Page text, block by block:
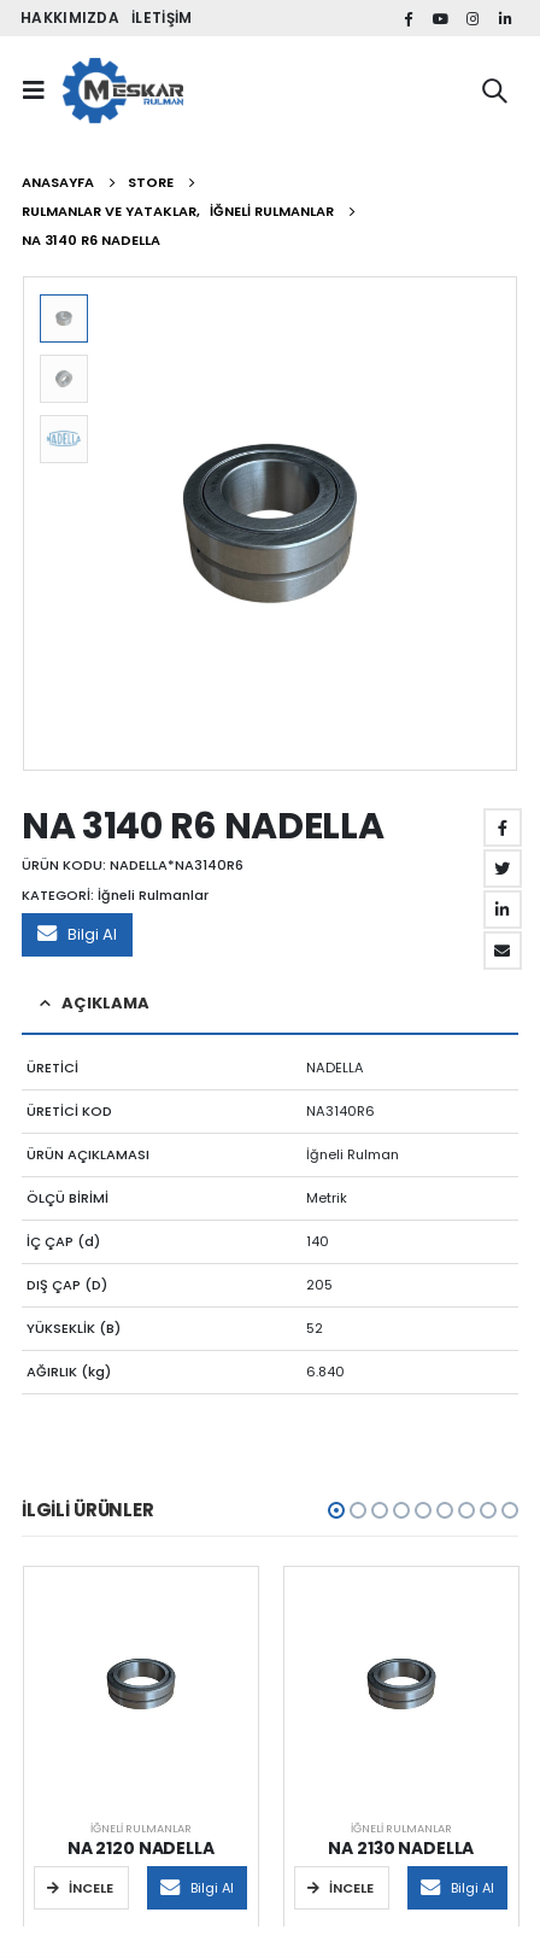
HAKKIMIZDA İLETIŞIM
ANASAYFA
STORE
RULMANLAR VE YATAKLAR, İĞNELI RULMANLAR
NA 3140 R6 NADELLA
NA 3140 R6 NADELLA
ÜRÜN KODU: NADELLA*NA3140R6
KATEGORİ: İğneli Rulmanlar
Bilgi Al
AÇIKLAMA
ÜRETİCİ NADELLA
ÜRETİCİ KOD NA3140R6
ÜRÜN AÇIKLAMASI İğneli Rulman
ÖLÇÜ BİRİMİ Metrik
İÇ ÇAP (d) 140
DIŞ ÇAP (D) 205
YÜKSEKLİK (B) 52
AĞIRLIK (kg) 6.840
İLGILI ÜRÜNLER
İĞNELI RULMANLAR
NA 2120 NADELLA
İNCELE Bilgi Al
İĞNELI RULMANLAR
NA 2130 NADELLA
İNCELE Bilgi Al